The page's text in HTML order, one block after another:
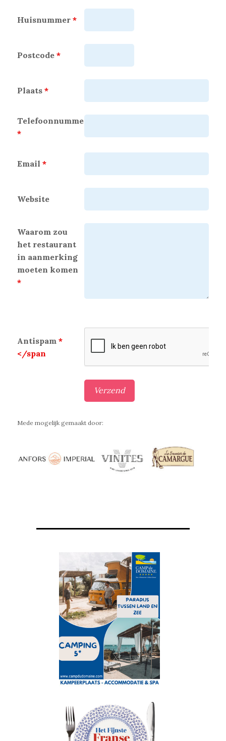
Huisnummer *
Postcode *
Plaats *
Telefoonnummer
*
Email *
Website
Waarom zou
het restaurant
in aanmerking
moeten komen
*
Antispam *
</span
Mede mogelijk gemaakt door: